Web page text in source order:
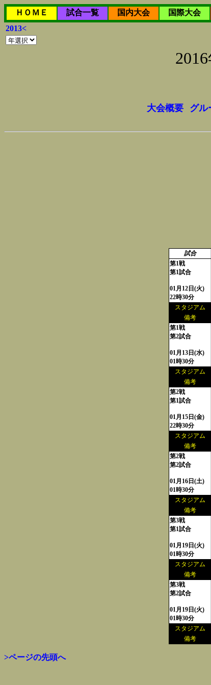
ＨＯＭＥ 試合一覧 国内大会 国際大会
2013<
大会概要 グル
試合
第1戦
第1試合
01月12日(火)
22時30分
スタジアム
備考
第1戦
第2試合
01月13日(水)
01時30分
スタジアム
備考
第2戦
第1試合
01月15日(金)
22時30分
スタジアム
備考
第2戦
第2試合
01月16日(土)
01時30分
スタジアム
備考
第3戦
第1試合
01月19日(火)
01時30分
スタジアム
備考
第3戦
第2試合
01月19日(火)
01時30分
スタジアム
備考
>ページの先頭へ